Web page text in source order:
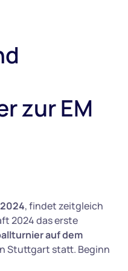
zur EM
, findet zeitgleich
2024 das erste
auf dem
Stuttgart statt. Beginn